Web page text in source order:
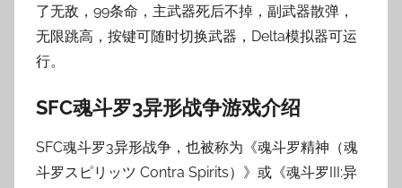
子
了无敌，99条命，主武器死后不掉，副武器散弹，
无限跳高，按键可随时切换武器，Delta模拟器可运
行。
SFC魂斗罗3异形战争游戏介绍
SFC魂斗罗3异形战争，也被称为《魂斗罗精神（魂
斗罗スピリッツ Contra Spirits）》或《魂斗罗III:异